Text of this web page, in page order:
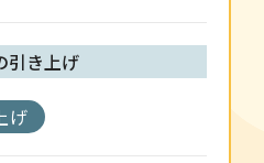
引き上げ
げ